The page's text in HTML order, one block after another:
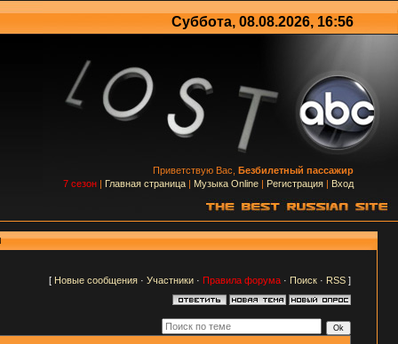
Суббота, 08.08.2026, 16:56
Приветствую Вас, Безбилетный пассажир
7 сезон | Главная страница | Музыка Online | Регистрация | Вход
[ Новые сообщения· Участники· Правила форума· Поиск· RSS]